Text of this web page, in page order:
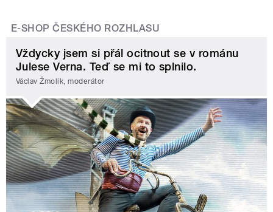
E-SHOP ČESKÉHO ROZHLASU
Vždycky jsem si přál ocitnout se v románu
Julese Verna. Teď se mi to splnilo.
Václav Žmolík, moderátor